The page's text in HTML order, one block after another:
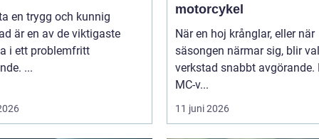
en trygg och kunnig
är en av de viktigaste
i ett problemfritt
...
motorcykel
När en hoj krånglar, eller när
säsongen närmar sig, blir
verkstad snabbt avgörande.
MC-v...
11 juni 2026